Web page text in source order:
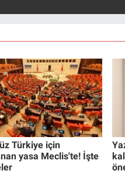
Türkiye için
yasa Meclis'te! İşte